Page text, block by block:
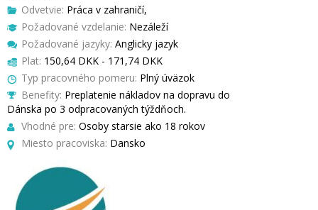
Odvetvie: Práca v zahraničí,
Požadované vzdelanie: Nezáleží
Požadované jazyky: Anglicky jazyk
Plat: 150,64 DKK - 171,74 DKK
Typ pracovného pomeru: Plný úväzok
Benefity: Preplatenie nákladov na dopravu do
Dánska po 3 odpracovaných týždňoch.
Vhodné pre: Osoby starsie ako 18 rokov
Miesto pracoviska: Dansko